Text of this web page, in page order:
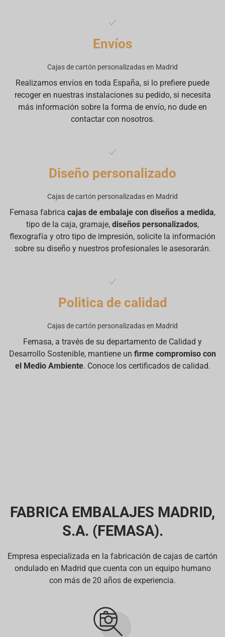
Envíos
Cajas de cartón personalizadas en Madrid
Realizamos envíos en toda España, si lo prefiere puede
recoger en nuestras instalaciones su pedido, si necesita
más información sobre la forma de envío, no dude en
contactar con nosotros.
Diseño personalizado
Cajas de cartón personalizadas en Madrid
Femasa fabrica cajas de embalaje con diseños a medida,
tipo de la caja, gramaje, diseños personalizados,
flexografía y otro tipo de impresión, solicite la información
sobre su diseño y nuestros profesionales le asesorarán.
Politica de calidad
Cajas de cartón personalizadas en Madrid
Femasa, a través de su departamento de Calidad y
Desarrollo Sostenible, mantiene un firme compromiso con
el Medio Ambiente. Conoce los certificados de calidad.
FABRICA EMBALAJES MADRID,
S.A. (FEMASA).
Empresa especializada en la fabricación de cajas de cartón
ondulado en Madrid que cuenta con un equipo humano
con más de 20 años de experiencia.